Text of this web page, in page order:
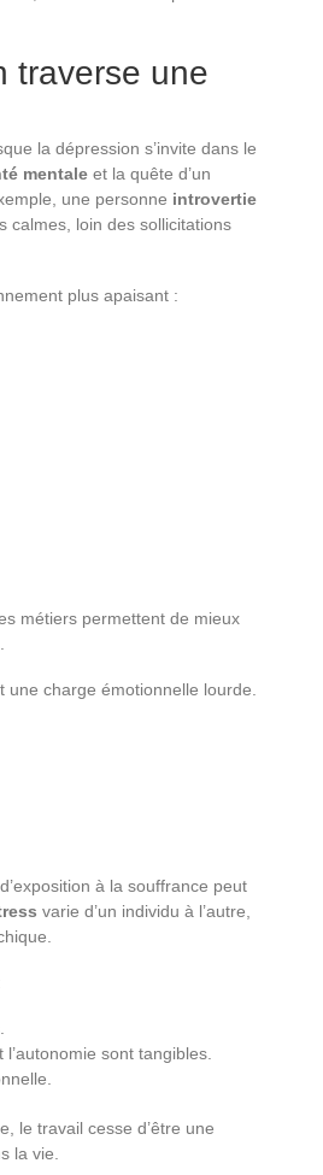
traverse une
la dépression s’invite dans le
mentale et la quête d’un
une personne introvertie
calmes, loin des sollicitations
plus apaisant :
métiers permettent de mieux
charge émotionnelle lourde.
à la souffrance peut
varie d’un individu à l’autre,
sont tangibles.
le travail cesse d’être une
la vie.